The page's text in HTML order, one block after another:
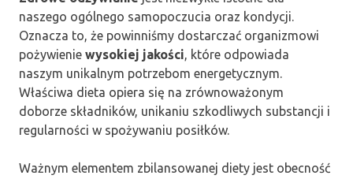
naszego ogólnego samopoczucia oraz kondycji.
Oznacza to, że powinniśmy dostarczać organizmowi
pożywienie wysokiej jakości, które odpowiada
naszym unikalnym potrzebom energetycznym.
Właściwa dieta opiera się na zrównoważonym
doborze składników, unikaniu szkodliwych substancji i
regularności w spożywaniu posiłków.
Ważnym elementem zbilansowanej diety jest obecność